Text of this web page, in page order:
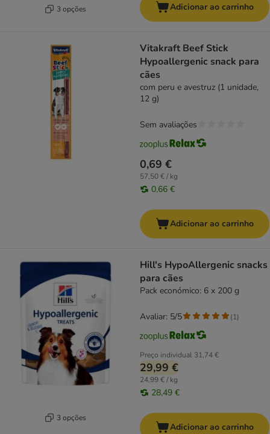
3 opções Adicionar ao carrinho
Vitakraft Beef Stick
Hypoallergenic snack para
cães
com peru e avestruz (1 unidade,
12 g)
0,69 €
57,50 € / kg
0,66 €
Sem avaliações
Adicionar ao carrinho
3 opções
Hill's HypoAllergenic snacks
para cães
Pack económico: 6 x 200 g
Preço individual 31,74 €
29,99 €
24,99 € / kg
28,49 €
Avaliar: 5/5 (1)
Adicionar ao carrinho